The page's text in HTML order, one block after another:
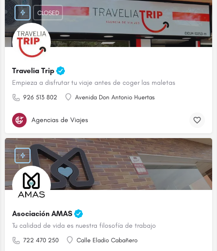
Travelia Trip
Empieza a disfrutar tu viaje antes de coger las maletas
926 513 802 Avenida Don Antonio Huertas
CLOSED
Agencias de Viajes
Asociación AMAS
Tu calidad de vida es nuestra filosofía de trabajo
722 470 250 Calle Eladio Cabañero